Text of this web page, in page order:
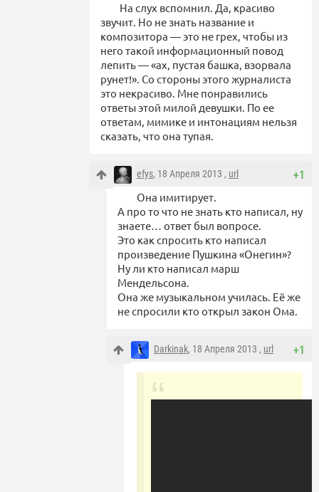
На слух вспомнил. Да, красиво
звучит. Но не знать название и
композитора — это не грех, чтобы из
него такой информационный повод
лепить — «ах, пустая башка, взорвала
рунет!». Со стороны этого журналиста
это некрасиво. Мне понравились
ответы этой милой девушки. По ее
ответам, мимике и интонациям нельзя
сказать, что она тупая.
+1
efys, 18 Апреля 2013 , url
Она имитирует.
А про то что не знать кто написал, ну
знаете… ответ был вопросе.
Это как спросить кто написал
произведение Пушкина «Онегин»?
Ну ли кто написал марш
Мендельсона.
Она же музыкальном училась. Её же
не спросили кто открыл закон Ома.
+1
Darkinak, 18 Апреля 2013 , url